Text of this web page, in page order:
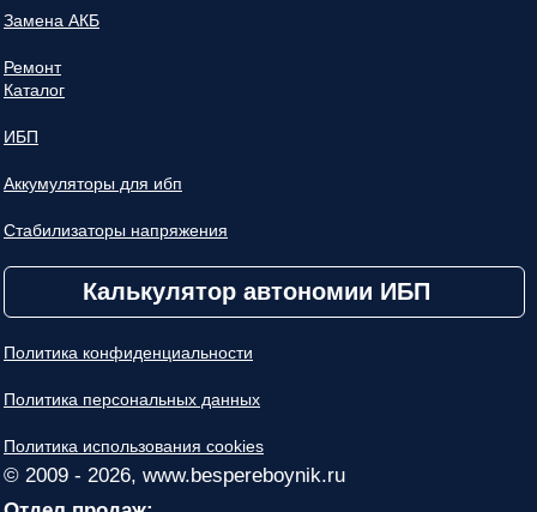
Замена АКБ
Ремонт
Каталог
ИБП
Аккумуляторы для ибп
Стабилизаторы напряжения
Калькулятор автономии ИБП
Политика конфиденциальности
Политика персональных данных
Политика использования cookies
© 2009 - 2026, www.bespereboynik.ru